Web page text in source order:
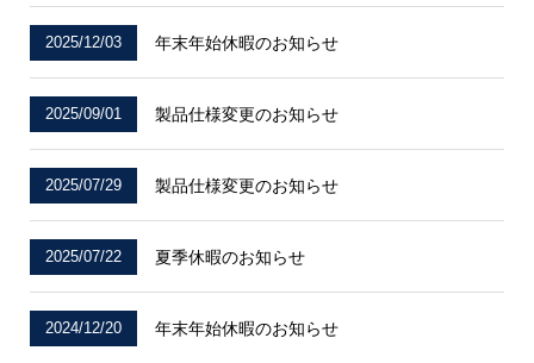
2025/12/03 年末年始休暇のお知らせ
2025/09/01 製品仕様変更のお知らせ
2025/07/29 製品仕様変更のお知らせ
2025/07/22 夏季休暇のお知らせ
2024/12/20 年末年始休暇のお知らせ